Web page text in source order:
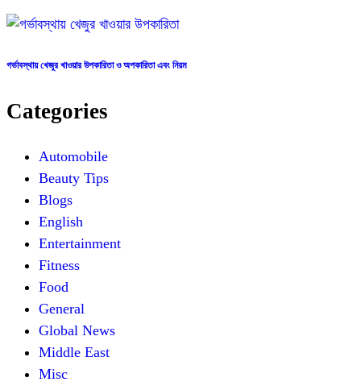
গর্ভাবস্থায় খেজুর খাওয়ার উপকারিতা ও অপকারিতা এবং নিয়ম
Categories
Automobile
Beauty Tips
Blogs
English
Entertainment
Fitness
Food
General
Global News
Middle East
Misc